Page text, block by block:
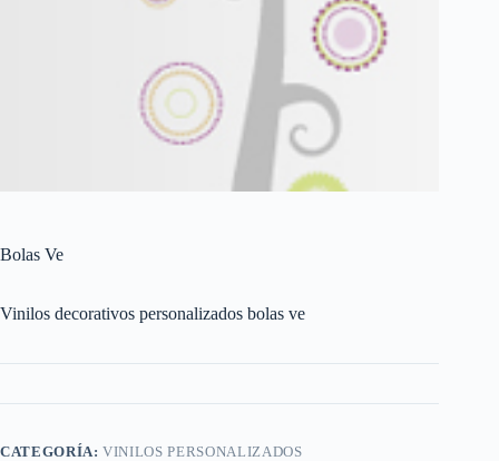
Bolas Ve
Vinilos decorativos personalizados bolas ve
CATEGORÍA:VINILOS PERSONALIZADOS